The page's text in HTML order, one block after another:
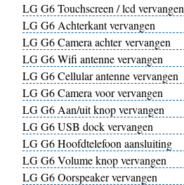
LG G6 Touchscreen / lcd vervangen
LG G6 Achterkant vervangen
LG G6 Camera achter vervangen
LG G6 Wifi antenne vervangen
LG G6 Cellular antenne vervangen
LG G6 Camera voor vervangen
LG G6 Aan/uit knop vervangen
LG G6 USB dock vervangen
LG G6 Hoofdtelefoon aansluiting
LG G6 Volume knop vervangen
LG G6 Oorspeaker vervangen